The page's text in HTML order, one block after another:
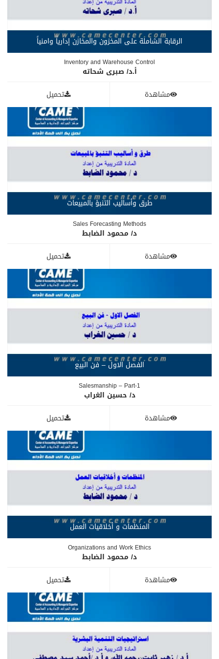
الرقابة الشاملة على المخزون والمخازن إدارياً وامنياً
Inventory and Warehouse Control
أ.د/ صبرى شحاته
مشاهدة
تحميل
طرق وأساليب التنبؤ بالمبيعات
Sales Forecasting Methods
د/ محمود الضابط
مشاهدة
تحميل
الفصل الاول – فن البيع
Salesmanship – Part-1
د/ حسين الغراب
مشاهدة
تحميل
المنظمات و أخلاقيات العمل
Organizations and Work Ethics
د/ محمود الضابط
مشاهدة
تحميل